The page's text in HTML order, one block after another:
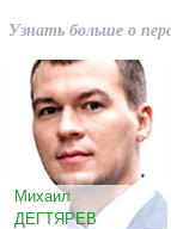
Узнать больше о
Михаил
ДЕГТЯРЕВ